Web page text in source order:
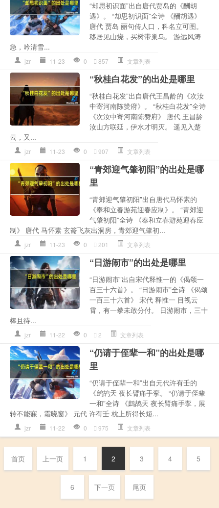
“却思初识面”出自唐代贾岛的《酬胡
遇》。 “却思初识面”全诗 《酬胡遇》
唐代 贾岛 丽句传人口，科名立可图。
移居见山烧，买树带巢乌。 游远风涛
急，吟清雪...
jzr 11-23 0 857 文章列表
“秋桂白花发”的出处是哪里
“秋桂白花发”出自唐代王昌龄的《次汝
中寄河南陈赞府》。 “秋桂白花发”全诗
《次汝中寄河南陈赞府》 唐代 王昌龄
汝山方联延，伊水才明灭。 遥见入楚
云，又...
jzr 11-23 0 907 文章列表
“青郊迎气肇初阳”的出处是哪
里
“青郊迎气肇初阳”出自唐代马怀素的
《奉和立春游苑迎春应制》。 “青郊迎
气肇初阳”全诗 《奉和立春游苑迎春应
制》 唐代 马怀素 玄籥飞灰出洞房，青郊迎气肇初...
jzr 11-23 0 201 文章列表
“日游闹市”的出处是哪里
“日游闹市”出自宋代释惟一的《偈颂一
百三十六首》。 “日游闹市”全诗 《偈颂
一百三十六首》 宋代 释惟一 目视云
霄，有一拳未敢分付。 日游闹市，三十
棒且待...
jzr 11-22 0 2 文章列表
“仍请于侄辈一和”的出处是哪
里
“仍请于侄辈一和”出自元代许有壬的
《鹧鸪天 夜长臂痛手挛。 “仍请于侄辈
一和”全诗 《鹧鸪天 夜长臂痛手挛，展
转不能寐，霜晓窗》 元代 许有壬 枕上所得长短...
jzr 11-22 0 975 文章列表
首页 上一页 1 2 3 4 5
6 下一页 尾页